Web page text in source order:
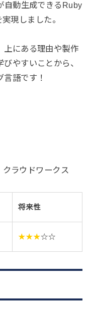
自動生成できるRuby
現しました。
上にある理由や製作
やすいことから、
語です！
ラウドワークス
将来性
★★★☆☆